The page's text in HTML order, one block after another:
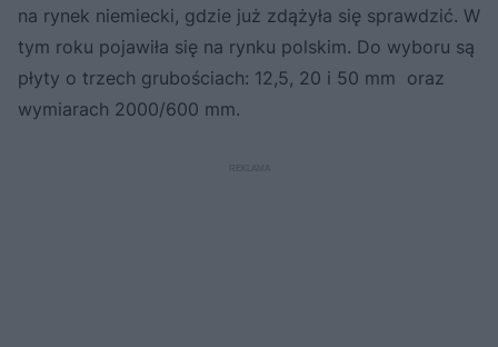
na rynek niemiecki, gdzie już zdążyła się sprawdzić. W
tym roku pojawiła się na rynku polskim. Do wyboru są
płyty o trzech grubościach: 12,5, 20 i 50 mm oraz
wymiarach 2000/600 mm.